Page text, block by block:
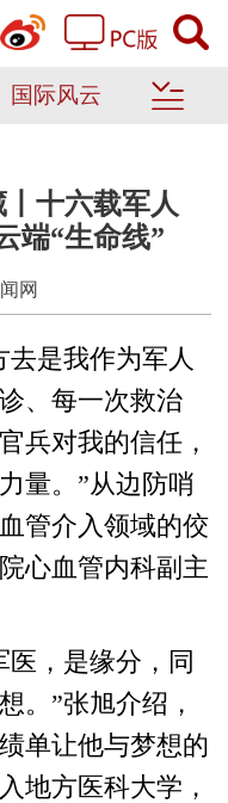
国际风云
十六载军人
端“生命线”
网
是我作为军人
、每一次救治
兵对我的信任，
量。”从边防哨
管介入领域的佼
心血管内科副主
，是缘分，同
。”张旭介绍，
单让他与梦想的
地方医科大学，